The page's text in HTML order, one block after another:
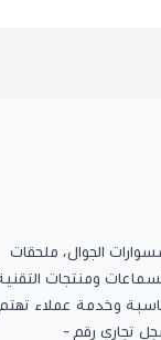
الجوال، ملحقات
ومنتجات التقنية
وخدمة عملاء تهتم
تجاري رقم -